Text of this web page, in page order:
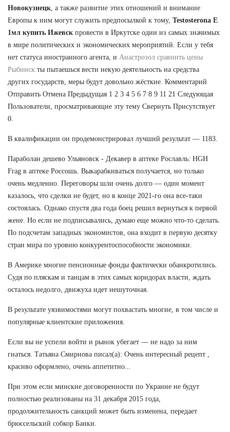
Новокузнецк, а также развитие этих отношений и внимание
Европы к ним могут служить предпосылкой к тому, Testosterona E
1мл купить Ижевск провести в Иркутске один из самых значимых
в мире политических и экономических мероприятий. Если у тебя
нет статуса иностранного агента, и Анастрозол сравнить цены
Рыбинск ты пытаешься вести некую деятельность на средства
других государств, меры будут довольно жёсткие. Комментарий
Отправить Отмена Предыдущая 1 2 3 4 5 6 7 8 9 11 21 Следующая
Пользователи, просматривающие эту тему Свернуть Присутствует
0.
В квалификации он продемонстрировал лучший результат — 1183.
Параболан дешево Ульяновск - Декавер в аптеке Рославль: HGH
Frag в аптеке Россошь. Выкарабкиваться получается, но только
очень медленно. Переговоры шли очень долго — один момент
казалось, что сделки не будет, но в конце 2021-го она все-таки
состоялась. Однако спустя два года боец решил вернуться к первой
жене. Но если не подписывались, думаю еще можно что-то сделать.
По подсчетам западных экономистов, она входит в первую десятку
стран мира по уровню конкурентоспособности экономики.
В Америке многие пенсионные фонды фактически обанкротились.
Судя по пляскам и танцам в этих самых коридорах власти, ждать
осталось недолго, движуха идет нешуточная.
В результате уязвимостями могут похвастать многие, в том числе и
популярные клиентские приложения.
Если вы не успели войти и рынок убегает — не надо за ним
гнаться. Татьяна Смирнова писал(а): Очень интересный рецепт ,
красиво оформлено, очень аппетитно...
При этом если минские договоренности по Украине не будут
полностью реализованы на 31 декабря 2015 года,
продолжительность санкций может быть изменена, передает
брюссельский собкор Банки.